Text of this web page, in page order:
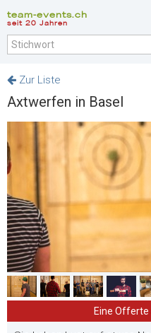
team-events.ch
seit 20 Jahren
Zur Liste
Axtwerfen in Basel
Eine